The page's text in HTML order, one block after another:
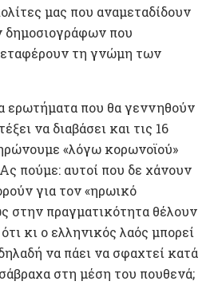
μας που αναμεταδίδουν
που
τη γνώμη των
ερωτήματα που θα γεννηθούν
να διαβάσει και τις 16
«λόγω κορωνοϊού»
πούμε: αυτοί που δε χάνουν
για τον «ηρωικό
στην πραγματικότητα θέλουν
κι ο ελληνικός λαός μπορεί
να πάει να σφαχτεί κατά
στη μέση του πουθενά;